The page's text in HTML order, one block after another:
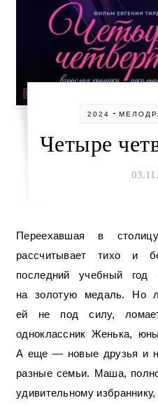
2024 -
Четыре
Переехавшая в столицу из Петербурга Маша
рассчитывает тихо и
последний учебный
на золотую медаль. Но
ей не под силу,
одноклассник Женька,
А еще — новые друзья и
разные семьи. Маша,
удивительному